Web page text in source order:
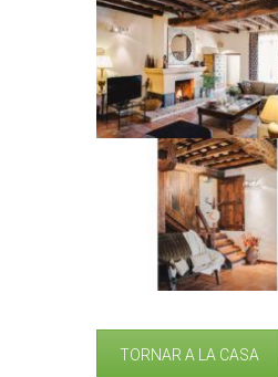
TORNAR A LA CASA